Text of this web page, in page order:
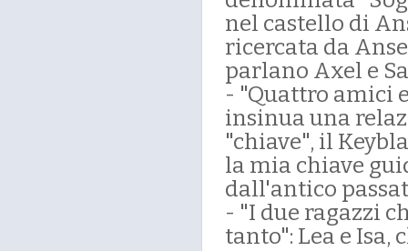
nel castello di
ricercata da
parlano Axel e
- "Quattro amici
insinua una
"chiave", il
la mia chiave
dall'antico
- "I due ragazzi
tanto": Lea e Isa,